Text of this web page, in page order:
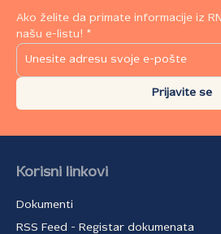
Ako želite da primate informacije iz
našu e-listu! *
Prijavite se
Korisni linkovi
Dokumenti
RSS Feed - Registar dokumenata